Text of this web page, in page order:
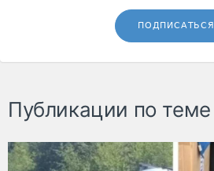
ПОДПИСАТЬСЯ
Публикации по теме